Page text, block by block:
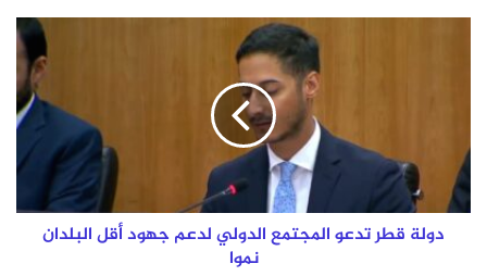
المقترحة
دولة
لدعم
جهود
أقل
البلدان
دولة قطر تدعو المجتمع الدولي لدعم جهود أقل البلدان
نموا